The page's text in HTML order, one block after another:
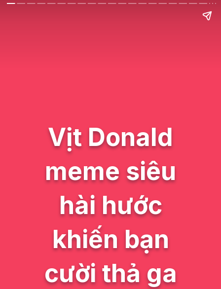
Vịt Donald
meme siêu
hài hước
khiến bạn
cười thả ga